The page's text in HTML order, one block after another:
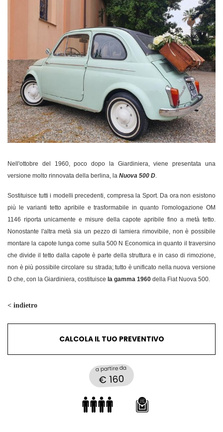
Nell'ottobre del 1960, poco dopo la Giardiniera, viene presentata una
versione molto rinnovata della berlina, la Nuova 500 D.
Sostituisce tutti i modelli precedenti, compresa la Sport. Da ora non esistono
più le varianti tetto apribile e trasformabile in quanto l'omologazione OM
1146 riporta unicamente e misure della capote apribile fino a metà tetto.
Nonostante l'altra metà sia un pezzo di lamiera rimovibile, non è possibile
montare la capote lunga come sulla 500 N Economica in quanto il traversino
che divide il tetto dalla capote è parte della struttura e in caso di rimozione,
non è più possibile circolare su strada; tutto è unificato nella nuova versione
D che, con la Giardiniera, costituisce la gamma 1960 della Fiat Nuova 500.
< indietro
CALCOLA IL TUO PREVENTIVO
a partire da
€ 160